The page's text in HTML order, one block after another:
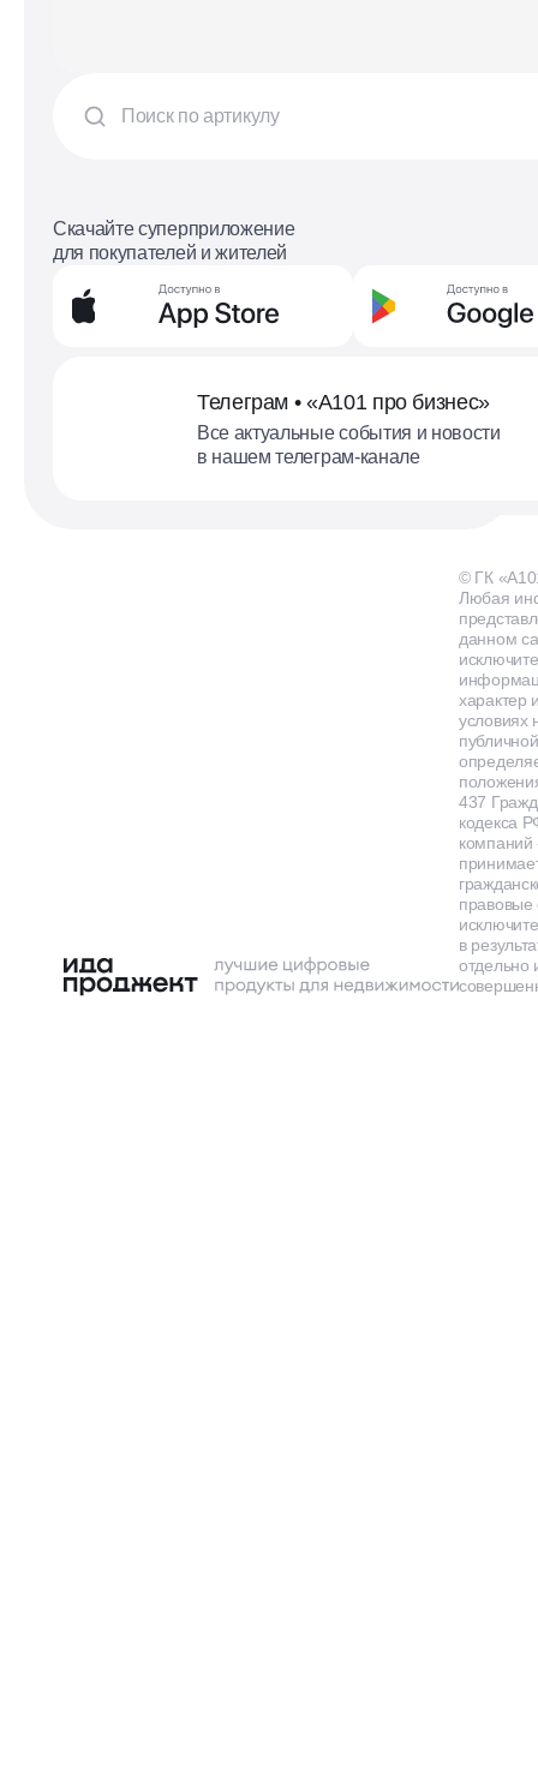
Скачайте суперприложение
для покупателей и жителей
Телеграм • «А101 про бизнес»
Все актуальные события и новости
в нашем телеграм-канале
© ГК
Любая
данном
характер
условиях
437
кодекса
правовые
в
отдельно